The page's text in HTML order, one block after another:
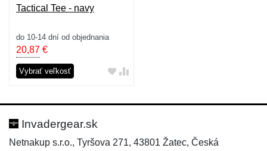
Tactical Tee - navy
do 10-14 dní od objednania
20,87 €
Vybrať veľkosť
Invadergear.sk
Netnakup s.r.o., Tyršova 271, 43801 Žatec, Česká